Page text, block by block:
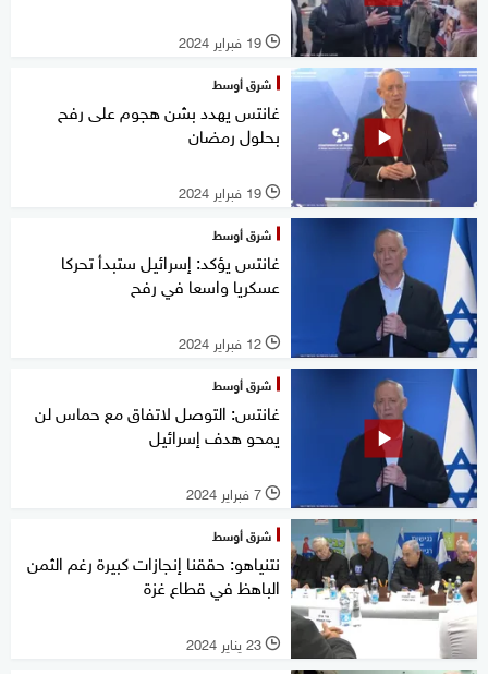
l 19 فبراير 2024
شرق أوسط
غانتس يهدد بشن هجوم على رفح
بحلول رمضان
l 19 فبراير 2024
شرق أوسط
غانتس يؤكد: إسرائيل ستبدأ تحركا
عسكريا واسعا في رفح
l 12 فبراير 2024
شرق أوسط
غانتس: التوصل لاتفاق مع حماس لن
يمحو هدف إسرائيل
l 7 فبراير 2024
شرق أوسط
نتنياهو: حققنا إنجازات كبيرة رغم الثمن
الباهظ في قطاع غزة
l 23 يناير 2024